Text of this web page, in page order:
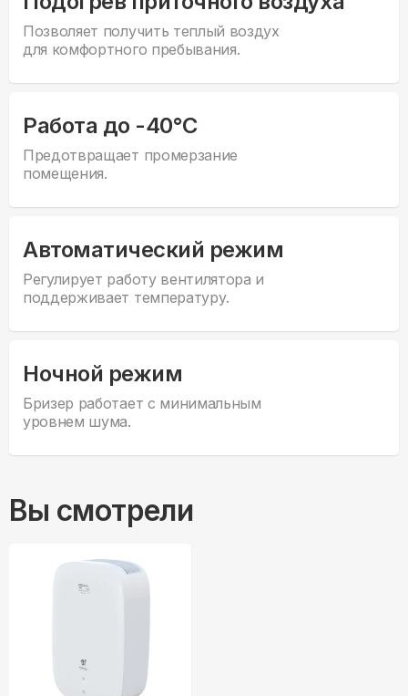
Позволяет получить теплый воздух
для комфортного пребывания.
Работа до -40°С
Предотвращает промерзание
помещения.
Автоматический режим
Регулирует работу вентилятора и
поддерживает температуру.
Ночной режим
Бризер работает с минимальным
уровнем шума.
Вы смотрели